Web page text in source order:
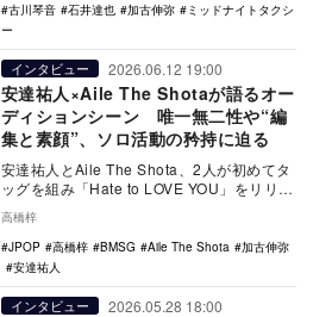
古川琴音
石井達也 加古伸弥
ミッドナイトタクシ
ー
インタビュー 2026.06.12 19:00
安達祐人×Aile The Shotaが語るオー
ディションシーン 唯一無二性や“編
集と素顔”、ソロ活動の矜持に迫る
安達祐人とAile The Shota、2人が初めてタ
ッグを組み「Hate to LOVE YOU」をリリー
スした。今回リアルサ…
高橋梓
JPOP
高橋梓 BMSG Aile The Shota
加古伸弥
安達祐人
インタビュー 2026.05.28 18:00